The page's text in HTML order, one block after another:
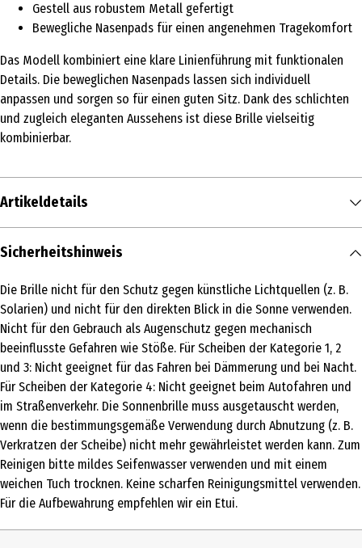
Gestell aus robustem Metall gefertigt
Bewegliche Nasenpads für einen angenehmen Tragekomfort
Das Modell kombiniert eine klare Linienführung mit funktionalen
Details. Die beweglichen Nasenpads lassen sich individuell
anpassen und sorgen so für einen guten Sitz. Dank des schlichten
und zugleich eleganten Aussehens ist diese Brille vielseitig
kombinierbar.
Artikeldetails
Inhalt
Produkttyp
Sonnenbrille
Breite
141 mm
Materialdetails
Metall
Zielgruppe
Damen|Herren|Unisex
Sicherheitshinweis
Die Brille nicht für den Schutz gegen künstliche Lichtquellen (z. B.
Solarien) und nicht für den direkten Blick in die Sonne verwenden.
Nicht für den Gebrauch als Augenschutz gegen mechanisch
beeinflusste Gefahren wie Stöße. Für Scheiben der Kategorie 1, 2
und 3: Nicht geeignet für das Fahren bei Dämmerung und bei Nacht.
Für Scheiben der Kategorie 4: Nicht geeignet beim Autofahren und
im Straßenverkehr. Die Sonnenbrille muss ausgetauscht werden,
wenn die bestimmungsgemäße Verwendung durch Abnutzung (z. B.
Verkratzen der Scheibe) nicht mehr gewährleistet werden kann. Zum
Reinigen bitte mildes Seifenwasser verwenden und mit einem
weichen Tuch trocknen. Keine scharfen Reinigungsmittel verwenden.
Für die Aufbewahrung empfehlen wir ein Etui.